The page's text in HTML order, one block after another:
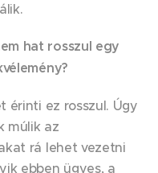
hat rosszul egy
érinti ez rosszul. Úgy
múlik az
rá lehet vezetni
ebben ügyes, a